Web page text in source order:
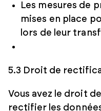
Les mesures de
mises en place
lors de leur
5.3 Droit de
Vous avez le droit
rectifier les